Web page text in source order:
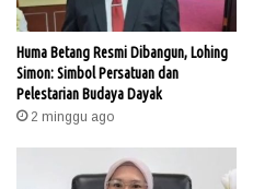
Huma Betang Resmi Dibangun, Lohing
Simon: Simbol Persatuan dan
Pelestarian Budaya Dayak
2 minggu ago